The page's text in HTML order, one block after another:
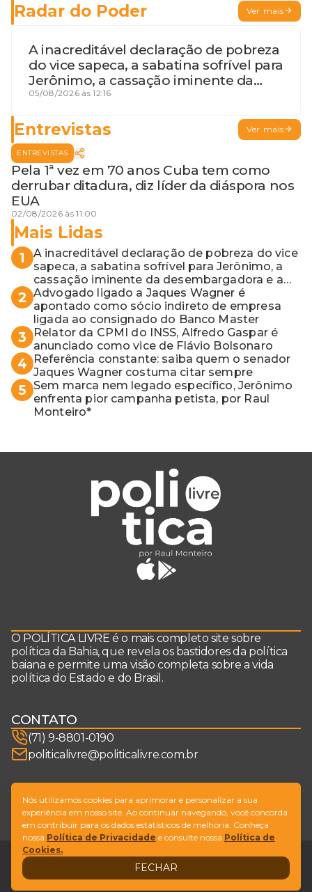
Radar do Poder Ver mais
A inacreditável declaração de pobreza
do vice sapeca, a sabatina sofrível para
Jerônimo, a cassação iminente da
desembargadora e a vaga do Quinto
05/08/2026 às 12:16
Entrevistas Ver mais
ENTREVISTAS
Pela 1ª vez em 70 anos Cuba tem como
derrubar ditadura, diz líder da diáspora nos
EUA
02/08/2026 às 11:00
Mais Lidas
1
A inacreditável declaração de pobreza do vice
sapeca, a sabatina sofrível para Jerônimo, a
cassação iminente da desembargadora e a
vaga do Quinto para o MP baiano
2 Advogado ligado a Jaques Wagner é
apontado como sócio indireto de empresa
ligada ao consignado do Banco Master
3
Relator da CPMI do INSS, Alfredo Gaspar é
anunciado como vice de Flávio Bolsonaro
4
Referência constante: saiba quem o senador
Jaques Wagner costuma citar sempre
5
Sem marca nem legado específico, Jerônimo
enfrenta pior campanha petista, por Raul
Monteiro*
O POLÍTICA LIVRE é o mais completo site sobre
política da Bahia, que revela os bastidores da política
baiana e permite uma visão completa sobre a vida
política do Estado e do Brasil.
CONTATO
(71) 9-8801-0190
politicalivre@politicalivre.com.br
SIGA-NOS
© Copyright Política Livre. All Rights Reserved
Design by NVGO
LegalFale conosco
Nós utilizamos cookies para aprimorar e personalizar a sua
experiência em nosso site. Ao continuar navegando, você concorda
em contribuir para os dados estatísticos de melhoria. Conheça
nossa Política de Privacidade e consulte nossa Política de
Cookies.
FECHAR